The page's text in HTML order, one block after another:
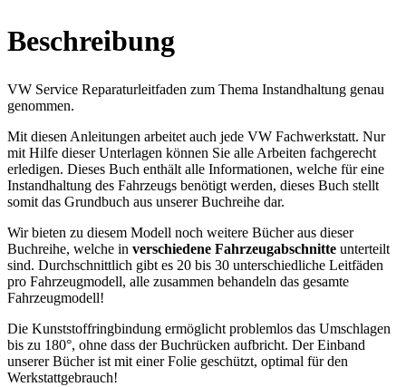
Beschreibung
VW Service Reparaturleitfaden zum Thema Instandhaltung genau
genommen.
Mit diesen Anleitungen arbeitet auch jede VW Fachwerkstatt. Nur
mit Hilfe dieser Unterlagen können Sie alle Arbeiten fachgerecht
erledigen. Dieses Buch enthält alle Informationen, welche für eine
Instandhaltung des Fahrzeugs benötigt werden, dieses Buch stellt
somit das Grundbuch aus unserer Buchreihe dar.
Wir bieten zu diesem Modell noch weitere Bücher aus dieser
Buchreihe, welche in verschiedene Fahrzeugabschnitte unterteilt
sind. Durchschnittlich gibt es 20 bis 30 unterschiedliche Leitfäden
pro Fahrzeugmodell, alle zusammen behandeln das gesamte
Fahrzeugmodell!
Die Kunststoffringbindung ermöglicht problemlos das Umschlagen
bis zu 180°, ohne dass der Buchrücken aufbricht. Der Einband
unserer Bücher ist mit einer Folie geschützt, optimal für den
Werkstattgebrauch!